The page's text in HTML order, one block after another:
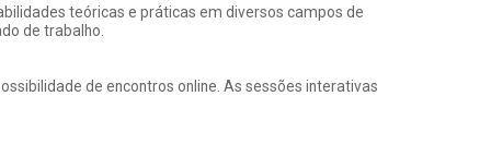
teóricas e práticas em diversos campos de
de trabalho.
de encontros online. As sessões interativas